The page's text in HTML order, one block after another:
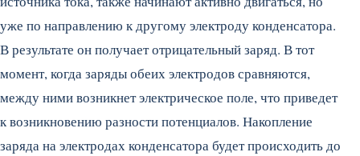
уже по направлению к другому электроду конденсатора.
В результате он получает отрицательный заряд. В тот
момент, когда заряды обеих электродов сравняются,
между ними возникнет электрическое поле, что приведет
к возникновению разности потенциалов. Накопление
заряда на электродах конденсатора будет происходить до